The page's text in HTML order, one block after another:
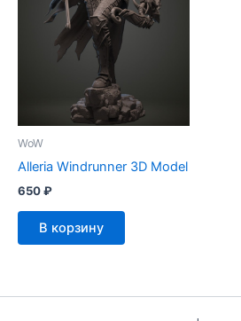
WoW
Alleria Windrunner 3D Model
650₽
В корзину